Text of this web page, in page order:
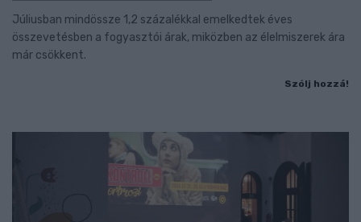
Júliusban mindössze 1,2 százalékkal emelkedtek éves
összevetésben a fogyasztói árak, miközben az élelmiszerek ára
már csökkent.
Szólj hozzá!